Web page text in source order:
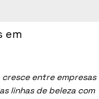
entre empresas
linhas de beleza com
em